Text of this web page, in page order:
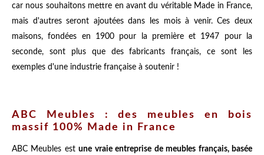
car nous souhaitons mettre en avant du véritable Made in France,
mais d'autres seront ajoutées dans les mois à venir. Ces deux
maisons, fondées en 1900 pour la première et 1947 pour la
seconde, sont plus que des fabricants français, ce sont les
exemples d'une industrie française à soutenir !
ABC Meubles : des meubles en bois
massif 100% Made in France
ABC Meubles estune vraie entreprise de meubles français, basée